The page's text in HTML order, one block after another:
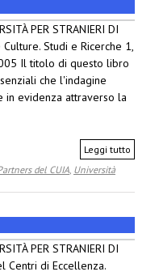
PER STRANIERI DI
Studi e Ricerche 1,
Il titolo di questo libro
che l'indagine
in evidenza attraverso la
Leggi tutto
del CUIA, Università
PER STRANIERI DI
Centri di Eccellenza.